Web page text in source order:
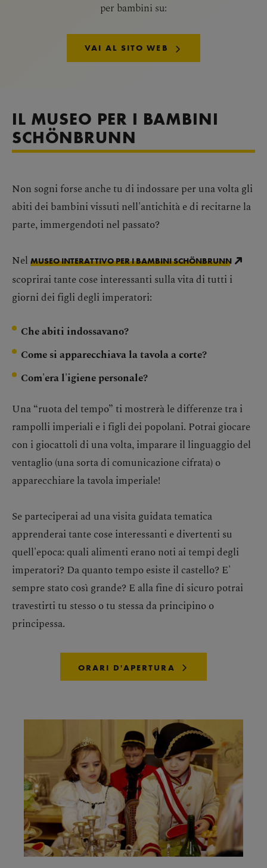
per bambini su:
VAI AL SITO WEB
IL MUSEO PER I BAMBINI
SCHÖNBRUNN
Non sogni forse anche tu di indossare per una volta gli
abiti dei bambini vissuti nell'antichità e di recitarne la
parte, immergendoti nel passato?
Nel MUSEO INTERATTIVO PER I BAMBINI SCHÖNBRUNN
scoprirai tante cose interessanti sulla vita di tutti i
giorni dei figli degli imperatori:
Che abiti indossavano?
Come si apparecchiava la tavola a corte?
Com'era l'igiene personale?
Una “ruota del tempo” ti mostrerà le differenze tra i
rampolli imperiali e i figli dei popolani. Potrai giocare
con i giocattoli di una volta, imparare il linguaggio del
ventaglio (una sorta di comunicazione cifrata) o
apparecchiare la tavola imperiale!
Se parteciperai ad una visita guidata tematica
apprenderai tante cose interessanti e divertenti su
quell'epoca: quali alimenti erano noti ai tempi degli
imperatori? Da quanto tempo esiste il castello? E'
sempre stato così grande? E alla fine di sicuro potrai
travestirti tu stesso o tu stessa da principino o
principessa.
ORARI D'APERTURA